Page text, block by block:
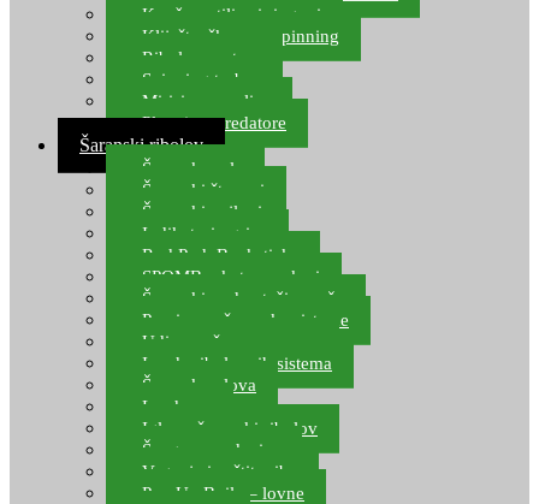
Kopče, vrtilice i ringovi
Kliješta, škare za spinning
Ribolov pastrve
Spinning torbe
Mirisi za varalice
Plovci za predatore
Šaranski ribolov
Šaranske role
Šaranski štapovi
Šaranski najloni
Indikatori ugriza
Rod Pod, Banksticks
SPOMB rakete, markeri
Šaranski podmetači, mreže
Pernice za šaranske sisteme
Udice za šarana, amura
Izrada ribolovnih sistema
Šaranska olova
Leadcore
Igle za šaranski ribolov
Špage, upredenice
Vaganje i zaštita ribe
Pop Up Boile – lovne